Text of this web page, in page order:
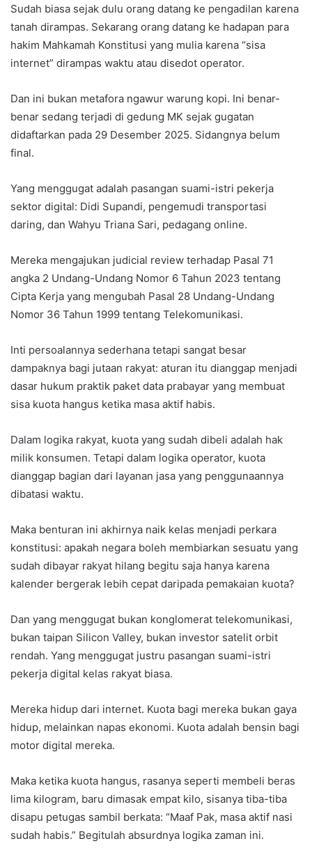
Sudah biasa sejak dulu orang datang ke pengadilan karena
tanah dirampas. Sekarang orang datang ke hadapan para
hakim Mahkamah Konstitusi yang mulia karena “sisa
internet” dirampas waktu atau disedot operator.
Dan ini bukan metafora ngawur warung kopi. Ini benar-
benar sedang terjadi di gedung MK sejak gugatan
didaftarkan pada 29 Desember 2025. Sidangnya belum
final.
Yang menggugat adalah pasangan suami-istri pekerja
sektor digital: Didi Supandi, pengemudi transportasi
daring, dan Wahyu Triana Sari, pedagang online.
Mereka mengajukan judicial review terhadap Pasal 71
angka 2 Undang-Undang Nomor 6 Tahun 2023 tentang
Cipta Kerja yang mengubah Pasal 28 Undang-Undang
Nomor 36 Tahun 1999 tentang Telekomunikasi.
Inti persoalannya sederhana tetapi sangat besar
dampaknya bagi jutaan rakyat: aturan itu dianggap menjadi
dasar hukum praktik paket data prabayar yang membuat
sisa kuota hangus ketika masa aktif habis.
Dalam logika rakyat, kuota yang sudah dibeli adalah hak
milik konsumen. Tetapi dalam logika operator, kuota
dianggap bagian dari layanan jasa yang penggunaannya
dibatasi waktu.
Maka benturan ini akhirnya naik kelas menjadi perkara
konstitusi: apakah negara boleh membiarkan sesuatu yang
sudah dibayar rakyat hilang begitu saja hanya karena
kalender bergerak lebih cepat daripada pemakaian kuota?
Dan yang menggugat bukan konglomerat telekomunikasi,
bukan taipan Silicon Valley, bukan investor satelit orbit
rendah. Yang menggugat justru pasangan suami-istri
pekerja digital kelas rakyat biasa.
Mereka hidup dari internet. Kuota bagi mereka bukan gaya
hidup, melainkan napas ekonomi. Kuota adalah bensin bagi
motor digital mereka.
Maka ketika kuota hangus, rasanya seperti membeli beras
lima kilogram, baru dimasak empat kilo, sisanya tiba-tiba
disapu petugas sambil berkata: “Maaf Pak, masa aktif nasi
sudah habis.” Begitulah absurdnya logika zaman ini.